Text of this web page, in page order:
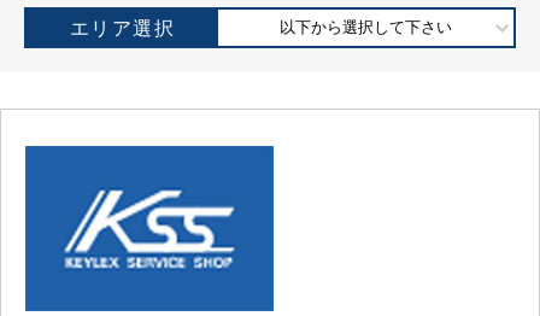
エリア選択 以下から選択して下さい